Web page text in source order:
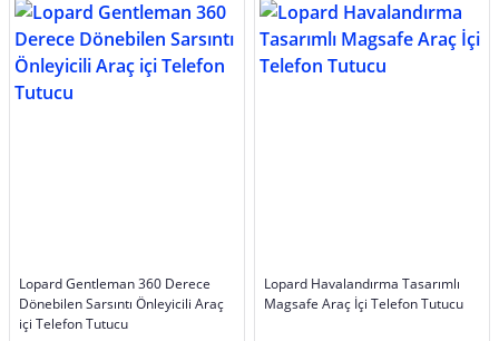
Lopard Gentleman 360 Derece
Dönebilen Sarsıntı Önleyicili Araç
içi Telefon Tutucu
Lopard Havalandırma Tasarımlı
Magsafe Araç İçi Telefon Tutucu